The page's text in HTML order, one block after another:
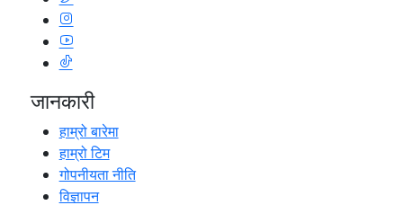
जानकारी
हाम्रो बारेमा
हाम्रो टिम
गोपनीयता नीति
विज्ञापन